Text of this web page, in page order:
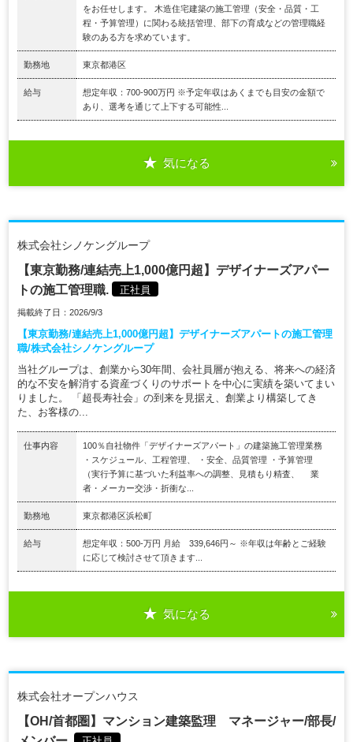
をお任せします。 木造住宅建築の施工管理（安全・品質・工
程・予算管理）に関わる統括管理、部下の育成などの管理職経
験のある方を求めています。
勤務地 東京都港区
給与
想定年収：700-900万円 ※予定年収はあくまでも目安の金額で
あり、選考を通じて上下する可能性...
気になる
株式会社シノケングループ
【東京勤務/連結売上1,000億円超】デザイナーズアパー
トの施工管理職.
正社員
掲載終了日：2026/9/3
【東京勤務/連結売上1,000億円超】デザイナーズアパートの施工管理
職/株式会社シノケングループ
当社グループは、創業から30年間、会社員層が抱える、将来への経済
的な不安を解消する資産づくりのサポートを中心に実績を築いてまい
りました。 「超長寿社会」の到来を見据え、創業より構築してき
た、お客様の...
仕事内容
100％自社物件「デザイナーズアパート」の建築施工管理業務
・スケジュール、工程管理、 ・安全、品質管理 ・予算管理
（実行予算に基づいた利益率への調整、見積もり精査、 業
者・メーカー交渉・折衝な...
勤務地 東京都港区浜松町
給与
想定年収：500-万円 月給 339,646円～ ※年収は年齢とご経験
に応じて検討させて頂きます...
気になる
株式会社オープンハウス
【OH/首都圏】マンション建築監理 マネージャー/部長/